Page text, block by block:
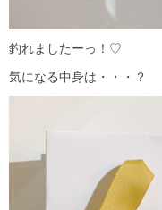
釣れましたーっ！♡
気になる中身は・・・？